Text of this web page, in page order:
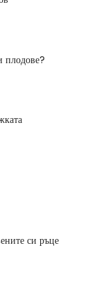
плодове?
си ръце